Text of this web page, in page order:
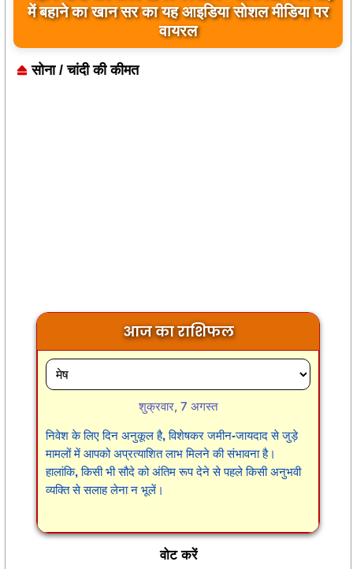
में बहाने का खान सर का यह आइडिया सोशल मीडिया पर
वायरल
सोना / चांदी की कीमत
आज का राशिफल
शुक्रवार, 7 अगस्त
निवेश के लिए दिन अनुकूल है, विशेषकर जमीन-जायदाद से जुड़े
मामलों में आपको अप्रत्याशित लाभ मिलने की संभावना है।
हालांकि, किसी भी सौदे को अंतिम रूप देने से पहले किसी अनुभवी
व्यक्ति से सलाह लेना न भूलें।
वोट करें